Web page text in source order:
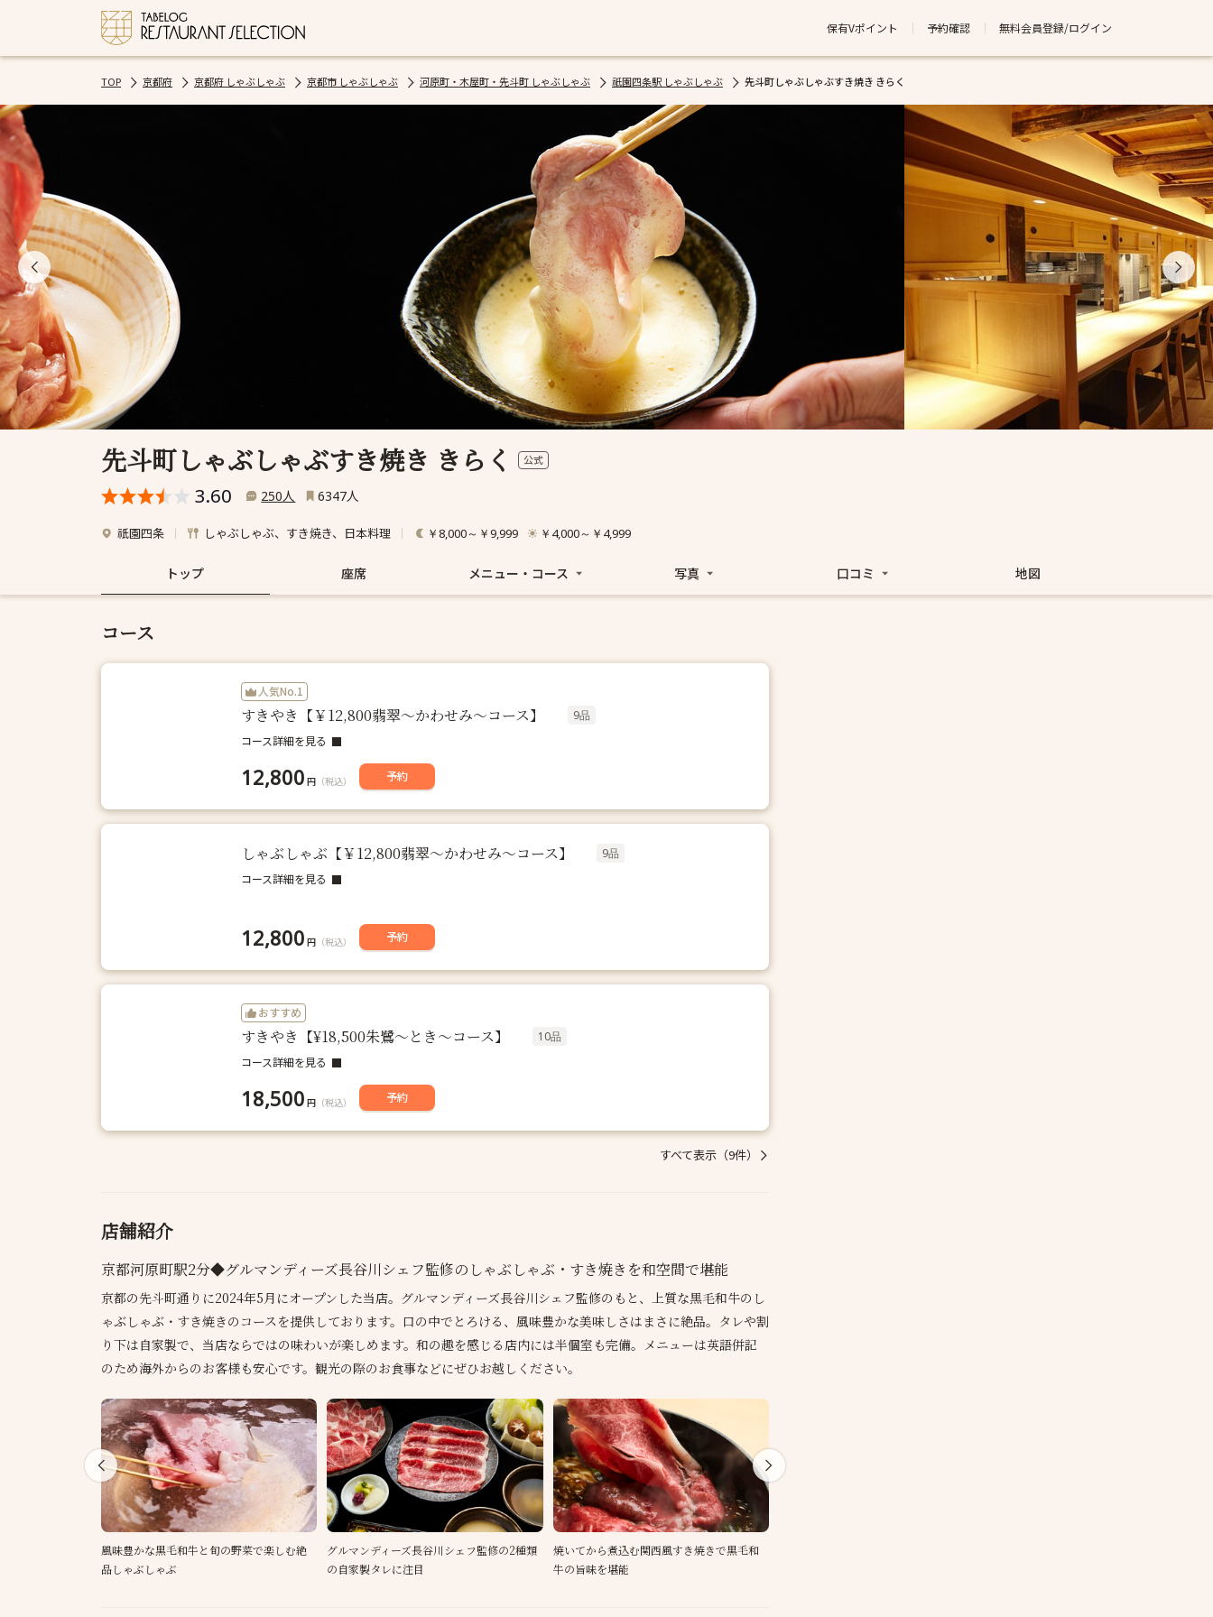
保有Vポイント 予約確認 無料会員登録/ログイン
TOP 京都府 京都府 しゃぶしゃぶ 京都市 しゃぶしゃぶ 河原町・木屋町・先斗町 しゃぶしゃぶ 祇園四条駅 しゃぶしゃぶ 先斗町しゃぶしゃぶすき焼き きらく
先斗町しゃぶしゃぶすき焼き きらく 公式
3.60 250人 6347人
祇園四条 しゃぶしゃぶ、すき焼き、日本料理 ￥8,000～￥9,999 ￥4,000～￥4,999
トップ 座席 メニュー・コース 写真 口コミ 地図
コース
人気No.1
すきやき【￥12,800翡翠〜かわせみ〜コース】
9品
コース詳細を見る
12,800 円 （税込） 予約
しゃぶしゃぶ【￥12,800翡翠〜かわせみ〜コース】
9品
コース詳細を見る
12,800 円 （税込） 予約
おすすめ
すきやき【¥18,500朱鷺〜とき〜コース】
10品
コース詳細を見る
18,500 円 （税込） 予約
すべて表示（9件）
店舗紹介
京都河原町駅2分◆グルマンディーズ長谷川シェフ監修のしゃぶしゃぶ・すき焼きを和空間で堪能
京都の先斗町通りに2024年5月にオープンした当店。グルマンディーズ長谷川シェフ監修のもと、上質な黒毛和牛のし
ゃぶしゃぶ・すき焼きのコースを提供しております。口の中でとろける、風味豊かな美味しさはまさに絶品。タレや割
り下は自家製で、当店ならではの味わいが楽しめます。和の趣を感じる店内には半個室も完備。メニューは英語併記
のため海外からのお客様も安心です。観光の際のお食事などにぜひお越しください。
風味豊かな黒毛和牛と旬の野菜で楽しむ絶
品しゃぶしゃぶ
グルマンディーズ長谷川シェフ監修の2種類
の自家製タレに注目
焼いてから煮込む関西風すき焼きで黒毛和
牛の旨味を堪能